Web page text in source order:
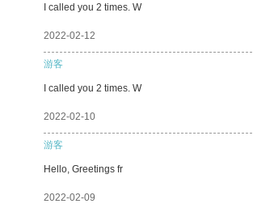
I called you 2 times. W
2022-02-12
游客
I called you 2 times. W
2022-02-10
游客
Hello, Greetings fr
2022-02-09